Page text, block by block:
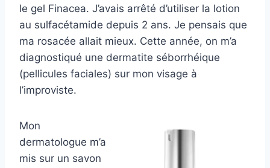
le gel Finacea. J’avais arrêté d’utiliser la lotion
au sulfacétamide depuis 2 ans. Je pensais que
ma rosacée allait mieux. Cette année, on m’a
diagnostiqué une dermatite séborrhéique
(pellicules faciales) sur mon visage à
l’improviste.
Mon
dermatologue m’a
mis sur un savon